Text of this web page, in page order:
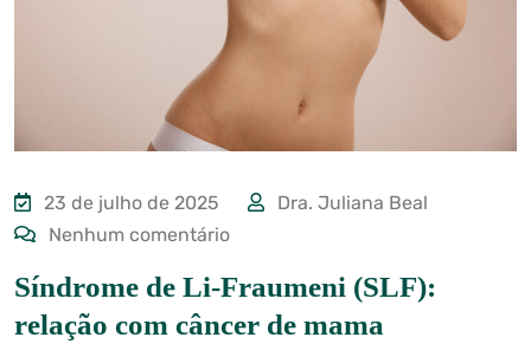
23 de julho de 2025
Dra. Juliana Beal
Nenhum comentário
Síndrome de Li-Fraumeni (SLF):
relação com câncer de mama